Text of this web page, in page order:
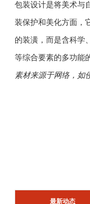
包装设计是将美术与
装保护和美化方面，
的装潢，而是含科学
等综合要素的多功能
素材来源于网络，如
最新动态